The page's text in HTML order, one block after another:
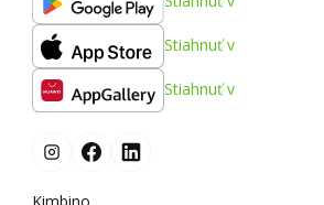
Stiahnuť v
Stiahnuť v